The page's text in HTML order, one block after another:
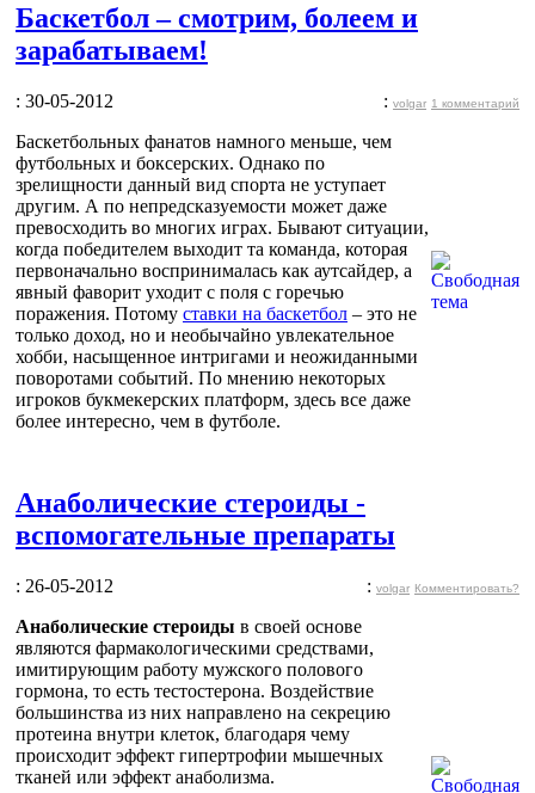
Баскетбол – смотрим, болеем и
зарабатываем!
: 30-05-2012 : volgar 1 комментарий
Баскетбольных фанатов намного меньше, чем
футбольных и боксерских. Однако по
зрелищности данный вид спорта не уступает
другим. А по непредсказуемости может даже
превосходить во многих играх. Бывают ситуации,
когда победителем выходит та команда, которая
первоначально воспринималась как аутсайдер, а
явный фаворит уходит с поля с горечью
поражения. Потому ставки на баскетбол – это не
только доход, но и необычайно увлекательное
хобби, насыщенное интригами и неожиданными
поворотами событий. По мнению некоторых
игроков букмекерских платформ, здесь все даже
более интересно, чем в футболе.
Анаболические стероиды -
вспомогательные препараты
: 26-05-2012 : volgar Комментировать?
Анаболические стероиды в своей основе
являются фармакологическими средствами,
имитирующим работу мужского полового
гормона, то есть тестостерона. Воздействие
большинства из них направлено на секрецию
протеина внутри клеток, благодаря чему
происходит эффект гипертрофии мышечных
тканей или эффект анаболизма.